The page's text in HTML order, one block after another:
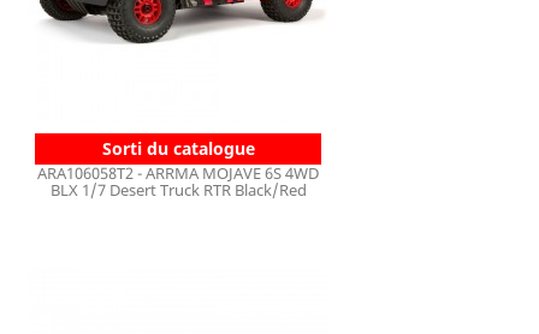
Sorti du catalogue
ARA106058T2 - ARRMA MOJAVE 6S 4WD
BLX 1/7 Desert Truck RTR Black/Red